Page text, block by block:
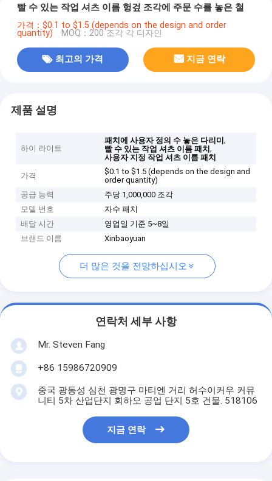
빨 수 있는 작업 셔츠 이름 헝겊 조각에 주문 수를 놓은 철
가격：$0.1 to $1.5 (depends on the design and order
quantity) MOQ：200 조각 각 디자인
최고의 가격 지금 연락
제품 설명
하이 라이트
패치에 사용자 정의 수 놓은 다리미,
빨 수 있는 작업 셔츠 이름 패치,
사용자 지정 작업 셔츠 이름 패치
가격
$0.1 to $1.5 (depends on the design and
order quantity)
공급 능력
주당 1,000,000 조각
모델 번호
자수 패치
배달 시간
영업일 기준 5~8일
브랜드 이름
Xinbaoyuan
더 많은 것을 전망하십시오
연락처 세부 사항
Mr. Steven Fang
+86 15986720909
중국 광동성 심천 광명구 마티엔 거리 허수이커우 커뮤
니티 5차 산업단지 회하오 공업 단지 5호 건물. 518106
지금 연락